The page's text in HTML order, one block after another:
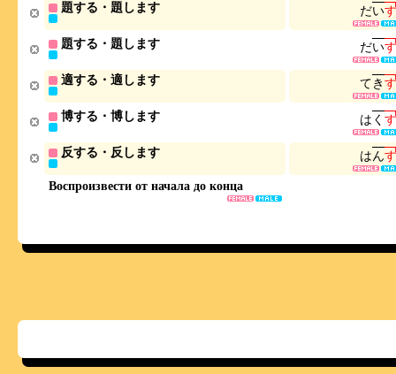
Воспроизвести от начала до конца
題する・題します だいす
題する・題します だいす
適する・適します てきす
博する・博します は く す
反する・反します はんす